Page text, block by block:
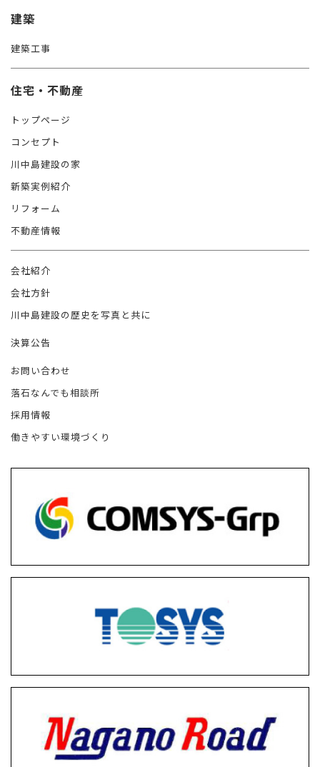
建築
建築工事
住宅・不動産
トップページ
コンセプト
川中島建設の家
新築実例紹介
リフォーム
不動産情報
会社紹介
会社方針
川中島建設の歴史を写真と共に
決算公告
お問い合わせ
落石なんでも相談所
採用情報
働きやすい環境づくり